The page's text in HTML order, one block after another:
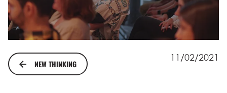
NEW THINKING
11/02/2021